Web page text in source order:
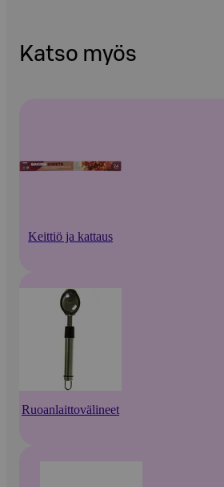
Katso myös
Keittiö ja kattaus
Ruoanlaittovälineet